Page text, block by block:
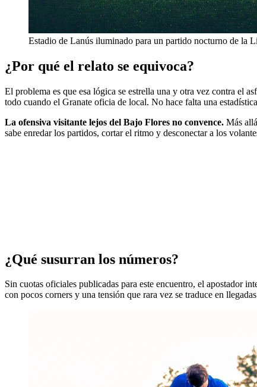
Estadio de Lanús iluminado para un partido nocturno de la
¿Por qué el relato se equivoca?
El problema es que esa lógica se estrella una y otra vez contra el
todo cuando el Granate oficia de local. No hace falta una
La ofensiva visitante lejos del Bajo Flores no convence. Más
sabe enredar los partidos, cortar el ritmo y desconectar a los
¿Qué susurran los números?
Sin cuotas oficiales publicadas para este encuentro, el apostador
con pocos corners y una tensión que rara vez se traduce en